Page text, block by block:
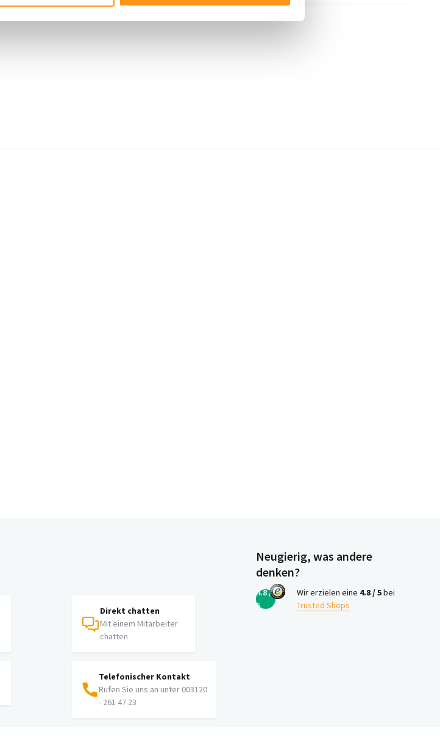
Direkt chatten
Mit einem Mitarbeiter
chatten
Telefonischer Kontakt
Rufen Sie uns an unter 003120
- 261 47 23
Neugierig, was andere
denken?
4.8 /
5
Wir erzielen eine 4.8 / 5bei
Trusted Shops